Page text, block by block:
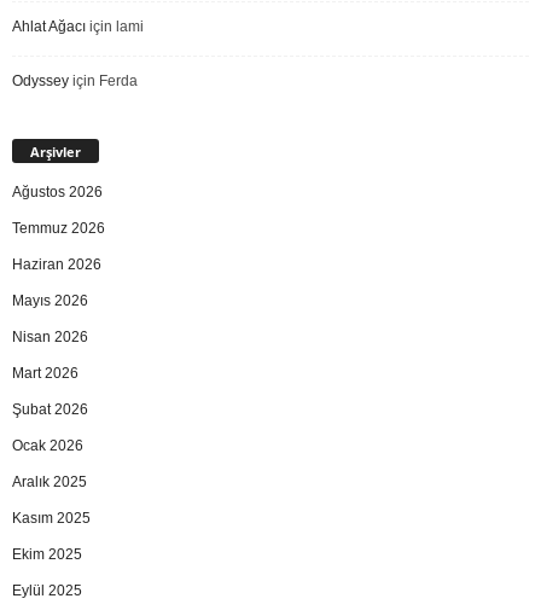
Ahlat Ağacı için lami
Odyssey için Ferda
Arşivler
Ağustos 2026
Temmuz 2026
Haziran 2026
Mayıs 2026
Nisan 2026
Mart 2026
Şubat 2026
Ocak 2026
Aralık 2025
Kasım 2025
Ekim 2025
Eylül 2025